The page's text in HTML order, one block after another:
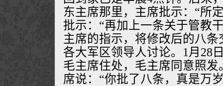
东主席那里，主席批示：“所
批示：“再加上一条关于管教
主席的指示，将修改后的八
各大军区领导人讨论。1月28
毛主席住处，毛主席同意照
席说：“你批了八条，真是万